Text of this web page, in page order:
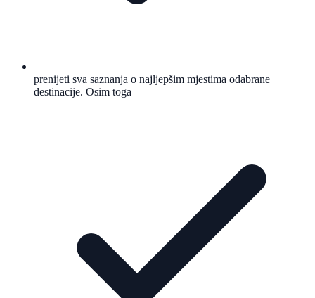
prenijeti sva saznanja o najljepšim mjestima odabrane
destinacije. Osim toga